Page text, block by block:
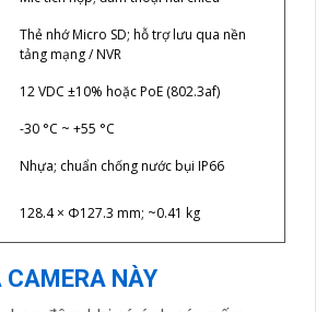
Thẻ nhớ Micro SD; hỗ trợ lưu qua nền
tảng mạng / NVR
12 VDC ±10% hoặc PoE (802.3af)
-30 °C ~ +55 °C
Nhựa; chuẩn chống nước bụi IP66
128.4 × Φ127.3 mm; ~0.41 kg
NÀY